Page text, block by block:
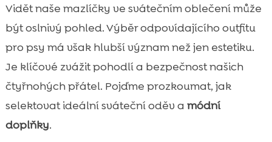
Vidět naše mazlíčky ve svátečním oblečení může
být oslnivý pohled. Výběr odpovídajícího outfitu
pro psy má však hlubší význam než jen estetiku.
Je klíčové zvážit pohodlí a bezpečnost našich
čtyřnohých přátel. Pojďme prozkoumat, jak
selektovat ideální sváteční oděv a módní
doplňky.